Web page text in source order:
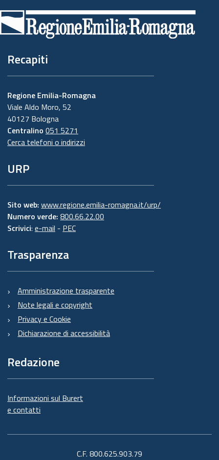
di
pagina
Recapiti
Regione Emilia-Romagna
Viale Aldo Moro, 52
40127 Bologna
Centralino 051 5271
Cerca telefoni o indirizzi
URP
Sito web: www.regione.emilia-romagna.it/urp/
Numero verde: 800.66.22.00
Scrivici: e-mail - PEC
Trasparenza
Amministrazione trasparente
Note legali e copyright
Privacy e Cookie
Dichiarazione di accessibilità
Redazione
Informazioni sul Burert
e contatti
C.F. 800.625.903.79